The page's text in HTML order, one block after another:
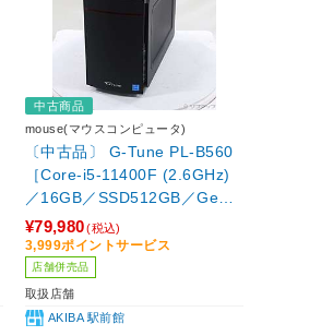
中古商品
mouse(マウスコンピュータ)
〔中古品〕 G-Tune PL-B560
［Core-i5-11400F (2.6GHz)
／16GB／SSD512GB／GeFo
rce GTX 1650(4GB)／Windo
ws11 Home］
¥79,980(税込)
3,999ポイントサービス
店舗併売品
取扱店舗
AKIBA 駅前館